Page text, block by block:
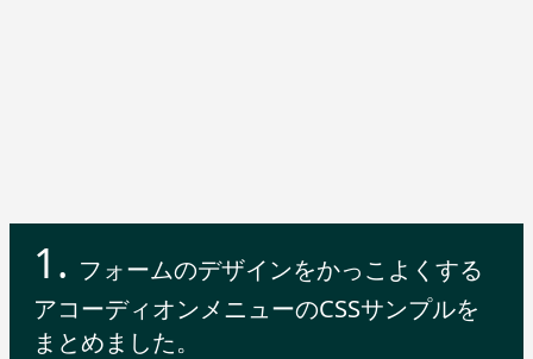
フォームのデザインをかっこよくする
アコーディオンメニューのCSSサンプルを
まとめました。